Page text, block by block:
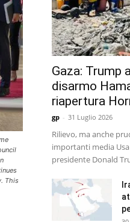
This
Gaza: Trump
disarmo
riapertura
gp - 31 Luglio 2026
Rilievo, ma anche
importanti media
presidente Donald